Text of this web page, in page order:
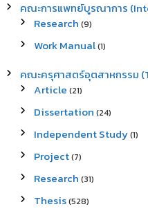
คณะการแพทย์บูรณาการ
Research (9)
Work Manual(1)
คณะครุศาสตร์อุตสาหกรรม
Article (21)
Dissertation (24)
Independent Study(1)
Project(7)
Research (31)
Thesis(528)